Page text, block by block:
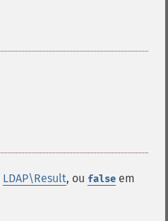
LDAP\Result, ou false em